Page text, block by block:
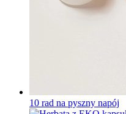
10 rad na pyszny napój